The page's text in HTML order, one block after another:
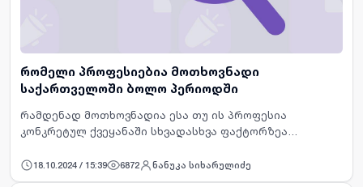
რომელი პროფესიებია მოთხოვნადი
საქართველოში ბოლო პერიოდში
რამდენად მოთხოვნადია ესა თუ ის პროფესია
კონკრეტულ ქვეყანაში სხვადასხვა ფაქტორზეა
ინოვაციები, გლობალური ტენდენციები, საზოგადოების
საჭიროებები და სხვა. ბოლო პერ…
18.10.2024 / 15:39 6872 ნანუკა სიხარულიძე